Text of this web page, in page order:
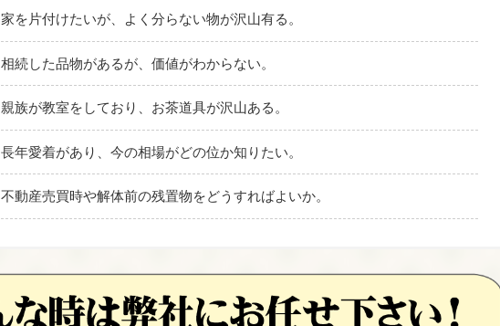
家を片付けたいが、よく分らない物が沢山有る。
相続した品物があるが、価値がわからない。
親族が教室をしており、お茶道具が沢山ある。
長年愛着があり、今の相場がどの位か知りたい。
不動産売買時や解体前の残置物をどうすればよいか。